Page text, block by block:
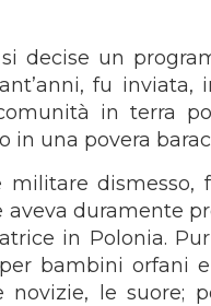
decise un
fu inviata,
in terra
in una povera
dismesso,
duramente
in Polonia.
bambini orfani
novizie, le suore;